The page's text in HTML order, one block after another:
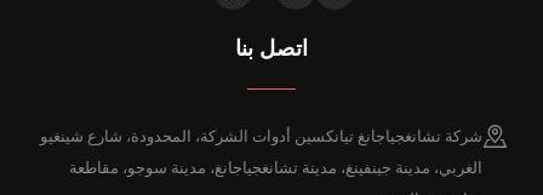
اتصل بنا
شركة تشانغجياجانغ تيانكسين أدوات الشركة، المحدودة، شارع شينغيو
الغربي، مدينة جينفينغ، مدينة تشانغجياجانغ، مدينة سوجو، مقاطعة